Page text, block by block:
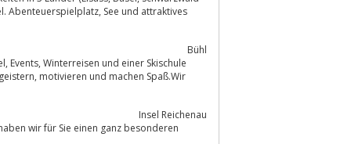
Bühl
Insel Reichenau